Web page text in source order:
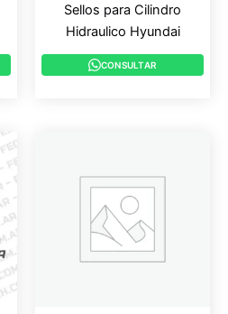
Sellos para Cilindro
Hidraulico Hyundai
CONSULTAR